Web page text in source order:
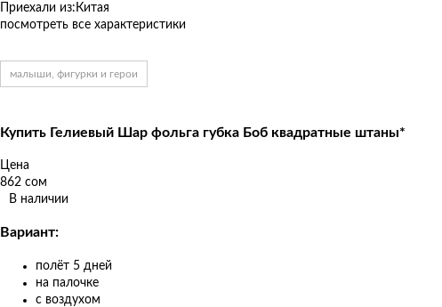
Приехали из: Китая
посмотреть все характеристики
малыши, фигурки и герои
Купить Гелиевый Шар фольга губка Боб квадратные штаны*
Цена
862 сом
В наличии
Вариант:
полёт 5 дней
на палочке
с воздухом